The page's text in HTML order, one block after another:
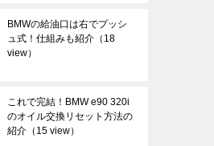
BMWの給油口は右でプッシ
ュ式！仕組みも紹介 （18
view）
これで完結！BMW e90 320i
のオイル交換リセット方法の
紹介 （15 view）